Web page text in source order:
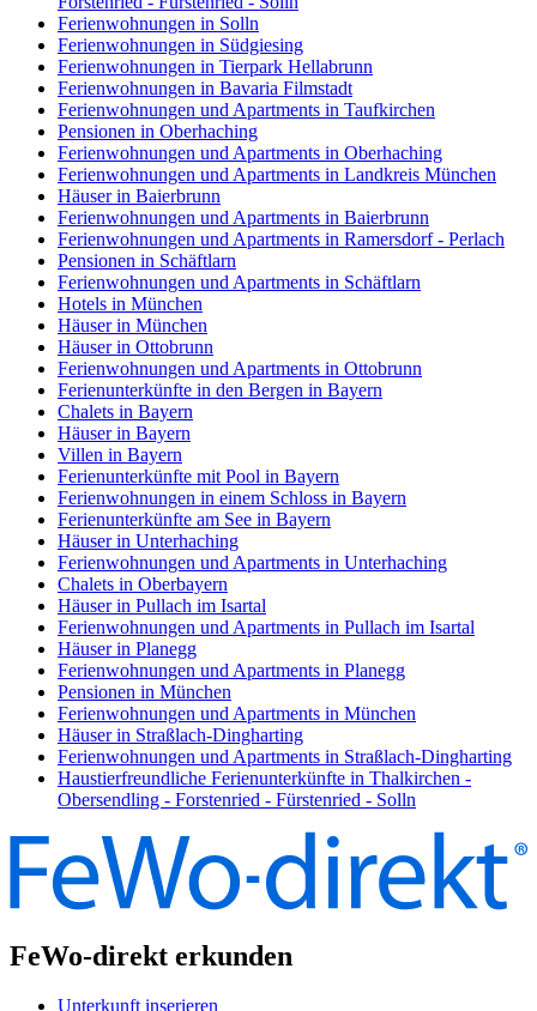
Ferienwohnungen in Solln
Ferienwohnungen in Südgiesing
Ferienwohnungen in Tierpark Hellabrunn
Ferienwohnungen in Bavaria Filmstadt
Ferienwohnungen und Apartments in Taufkirchen
Pensionen in Oberhaching
Ferienwohnungen und Apartments in Oberhaching
Ferienwohnungen und Apartments in Landkreis München
Häuser in Baierbrunn
Ferienwohnungen und Apartments in Baierbrunn
Ferienwohnungen und Apartments in Ramersdorf - Perlach
Pensionen in Schäftlarn
Ferienwohnungen und Apartments in Schäftlarn
Hotels in München
Häuser in München
Häuser in Ottobrunn
Ferienwohnungen und Apartments in Ottobrunn
Ferienunterkünfte in den Bergen in Bayern
Chalets in Bayern
Häuser in Bayern
Villen in Bayern
Ferienunterkünfte mit Pool in Bayern
Ferienwohnungen in einem Schloss in Bayern
Ferienunterkünfte am See in Bayern
Häuser in Unterhaching
Ferienwohnungen und Apartments in Unterhaching
Chalets in Oberbayern
Häuser in Pullach im Isartal
Ferienwohnungen und Apartments in Pullach im Isartal
Häuser in Planegg
Ferienwohnungen und Apartments in Planegg
Pensionen in München
Ferienwohnungen und Apartments in München
Häuser in Straßlach-Dingharting
Ferienwohnungen und Apartments in Straßlach-Dingharting
Haustierfreundliche Ferienunterkünfte in Thalkirchen -
Obersendling - Forstenried - Fürstenried - Solln
FeWo-direkt erkunden
Unterkunft inserieren